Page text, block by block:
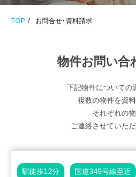
TOP お問合せ･資料請求
物件お問い合
下記物件についての
複数の物件を資
それぞれの
ご連絡させていた
駅徒歩12分 国道349号線至近